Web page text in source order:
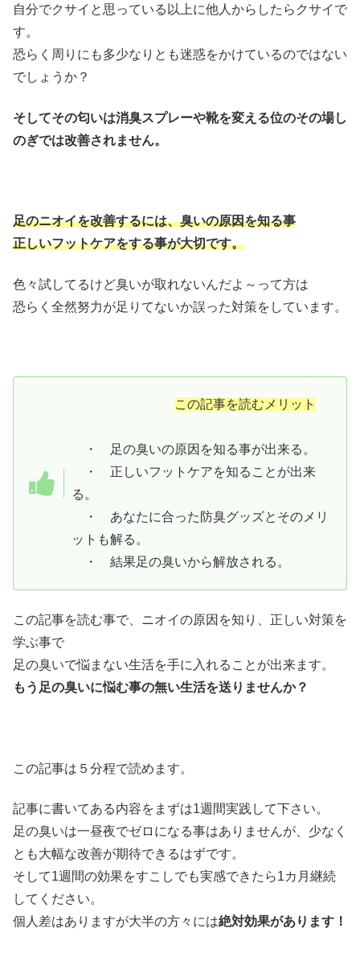
自分でクサイと思っている以上に他人からしたらクサイで
す。
恐らく周りにも多少なりとも迷惑をかけているのではない
でしょうか？
そしてその匂いは消臭スプレーや靴を変える位のその場し
のぎでは改善されません。
足のニオイを改善するには、臭いの原因を知る事
正しいフットケアをする事が大切です。
色々試してるけど臭いが取れないんだよ～って方は
恐らく全然努力が足りてないか誤った対策をしています。
この記事を読むメリット
・ 足の臭いの原因を知る事が出来る。
・ 正しいフットケアを知ることが出来
る。
・ あなたに合った防臭グッズとそのメリ
ットも解る。
・ 結果足の臭いから解放される。
この記事を読む事で、ニオイの原因を知り、正しい対策を
学ぶ事で
足の臭いで悩まない生活を手に入れることが出来ます。
もう足の臭いに悩む事の無い生活を送りませんか？
この記事は５分程で読めます。
記事に書いてある内容をまずは1週間実践して下さい。
足の臭いは一昼夜でゼロになる事はありませんが、少なく
とも大幅な改善が期待できるはずです。
そして1週間の効果をすこしでも実感できたら1カ月継続
してください。
個人差はありますが大半の方々には絶対効果があります！